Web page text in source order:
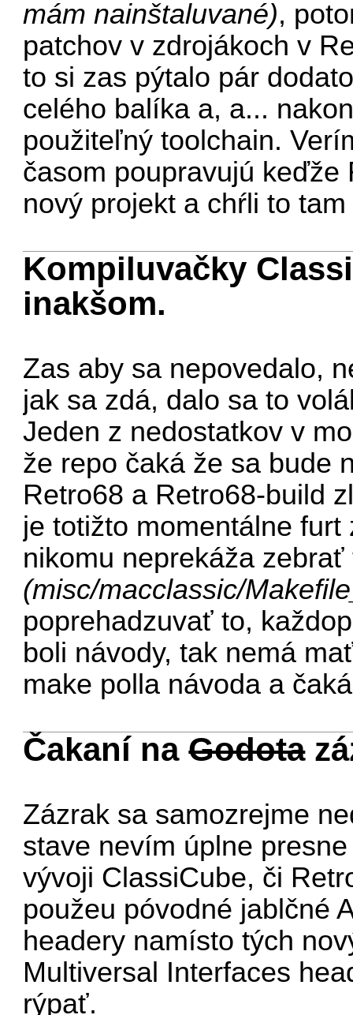
mám nainštaluvané),
patchov v zdrojákoch v
to si zas pýtalo pár
celého balíka a, a...
použiteľný toolchain.
časom poupravujú
nový projekt a chŕli to
Kompiluvačky
inakšom.
Zas aby sa nepovedalo,
jak sa zdá, dalo sa to
Jeden z nedostatkov v
že repo čaká že sa bude
Retro68 a Retro68-build
je totižto momentálne
nikomu neprekáža
(misc/macclassic/
poprehadzuvať to,
boli návody, tak nemá
make polla návoda a
Čakaní naGodota
Zázrak sa samozrejme
stave nevím úplne
vývoji ClassiCube, či
použeu póvodné jablčné
headery namísto tých
Multiversal Interfaces
rýpať.